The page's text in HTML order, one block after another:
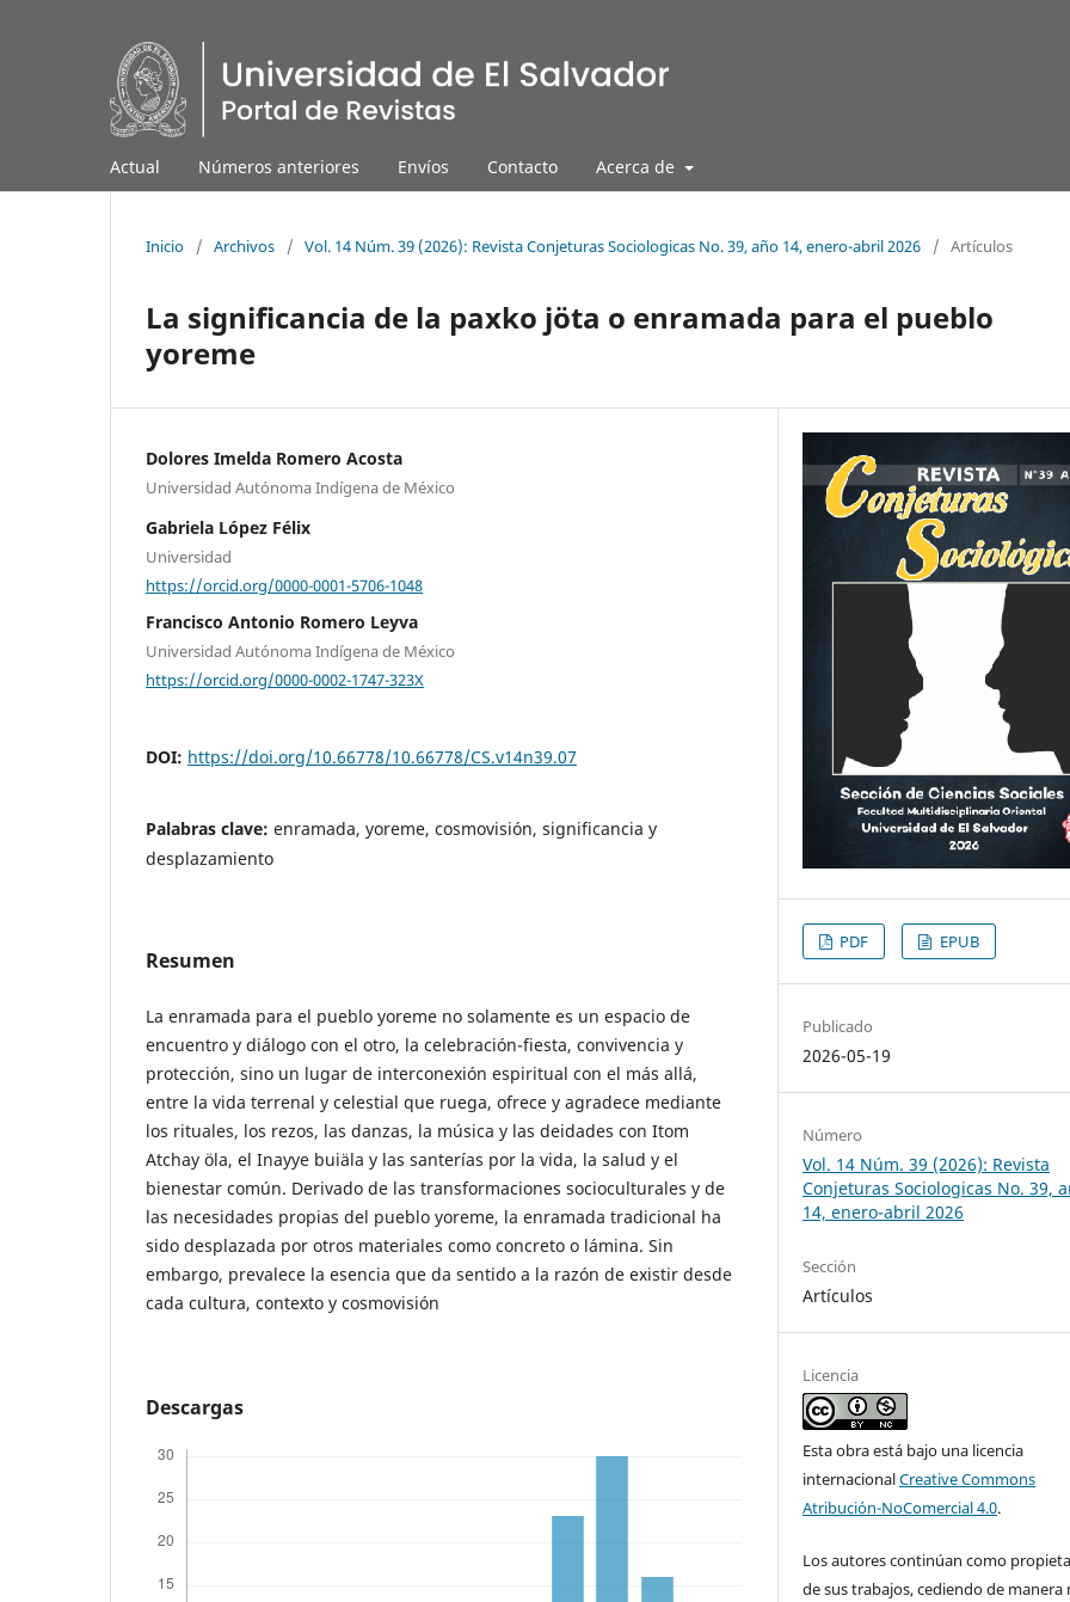
Actual Números anteriores Envíos Contacto Acerca de
Inicio / Archivos / Vol. 14 Núm. 39 (2026): Revista Conjeturas Sociologicas No. 39, año 14, enero-abril 2026 / Artículos
La significancia de la paxko jöta o enramada para el pueblo
yoreme
Dolores Imelda Romero Acosta
Universidad Autónoma Indígena de México
Gabriela López Félix
Universidad
https://orcid.org/0000-0001-5706-1048
Francisco Antonio Romero Leyva
Universidad Autónoma Indígena de México
https://orcid.org/0000-0002-1747-323X
DOI: https://doi.org/10.66778/10.66778/CS.v14n39.07
Palabras clave: enramada, yoreme, cosmovisión, significancia y
desplazamiento
Resumen
La enramada para el pueblo yoreme no solamente es un espacio de
encuentro y diálogo con el otro, la celebración-fiesta, convivencia y
protección, sino un lugar de interconexión espiritual con el más allá,
entre la vida terrenal y celestial que ruega, ofrece y agradece mediante
los rituales, los rezos, las danzas, la música y las deidades con Itom
Atchay ӧla, el Inayye buiäla y las santerías por la vida, la salud y el
bienestar común. Derivado de las transformaciones socioculturales y de
las necesidades propias del pueblo yoreme, la enramada tradicional ha
sido desplazada por otros materiales como concreto o lámina. Sin
embargo, prevalece la esencia que da sentido a la razón de existir desde
cada cultura, contexto y cosmovisión
Descargas
PDF EPUB
Publicado
2026-05-19
Número
Vol. 14 Núm. 39 (2026): Revista
Conjeturas Sociologicas No. 39,
14, enero-abril 2026
Sección
Artículos
Licencia
Esta obra está bajo una licencia
internacionalCreative Commons
Atribución-NoComercial 4.0.
Los autores continúan como
de sus trabajos, cediendo de manera